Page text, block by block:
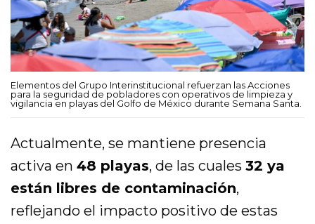
Elementos del Grupo Interinstitucional refuerzan las Acciones
para la seguridad de pobladores con operativos de limpieza y
vigilancia en playas del Golfo de México durante Semana Santa.
Actualmente, se mantiene presencia
activa en48 playas, de las cuales32 ya
están libres de contaminación,
reflejando el impacto positivo de estas